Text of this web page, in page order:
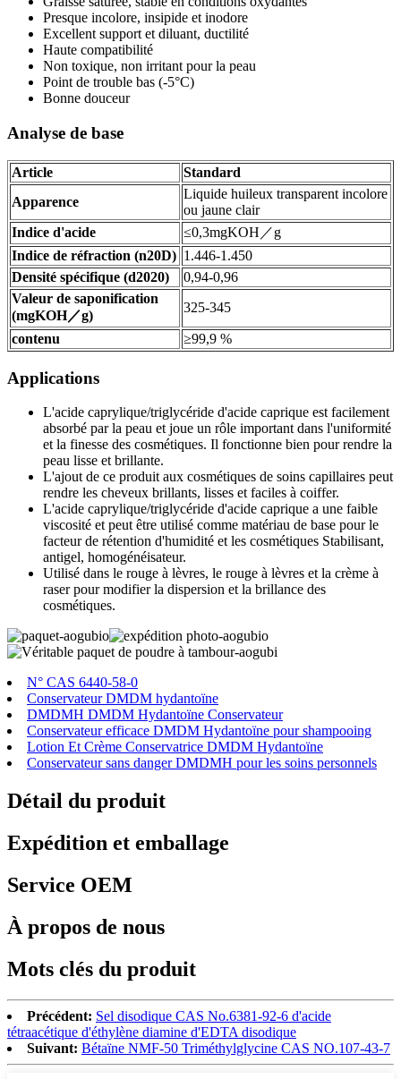
Presque incolore, insipide et inodore
Excellent support et diluant, ductilité
Haute compatibilité
Non toxique, non irritant pour la peau
Point de trouble bas (-5°C)
Bonne douceur
Analyse de base
Article
Standard
Apparence
Liquide huileux transparent incolore
ou jaune clair
Indice d'acide
≤0,3mgKOH／g
Indice de réfraction (n20D) 1.446-1.450
Densité spécifique (d2020)
0,94-0,96
Valeur de saponification
(mgKOH／g)
325-345
contenu ≥99,9 %
Applications
L'acide caprylique/triglycéride d'acide caprique est facilement
absorbé par la peau et joue un rôle important dans l'uniformité
et la finesse des cosmétiques. Il fonctionne bien pour rendre la
peau lisse et brillante.
L'ajout de ce produit aux cosmétiques de soins capillaires peut
rendre les cheveux brillants, lisses et faciles à coiffer.
L'acide caprylique/triglycéride d'acide caprique a une faible
viscosité et peut être utilisé comme matériau de base pour le
facteur de rétention d'humidité et les cosmétiques Stabilisant,
antigel, homogénéisateur.
Utilisé dans le rouge à lèvres, le rouge à lèvres et la crème à
raser pour modifier la dispersion et la brillance des
cosmétiques.
N° CAS 6440-58-0
Conservateur DMDM ​​hydantoïne
DMDMH DMDM ​​Hydantoïne Conservateur
Conservateur efficace DMDM ​​Hydantoïne pour shampooing
Lotion Et Crème Conservatrice DMDM ​​Hydantoïne
Conservateur sans danger DMDMH pour les soins personnels
Détail du produit
Expédition et emballage
Service OEM
À propos de nous
Mots clés du produit
Précédent: Sel disodique CAS No.6381-92-6 d'acide
tétraacétique d'éthylène diamine d'EDTA disodique
Suivant: Bétaïne NMF-50 Triméthylglycine CAS NO.107-43-7